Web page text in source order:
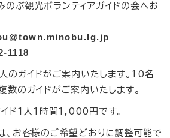
のぶ観光ボランティアガイドの会へお
1118
のガイドがご案内いたします。10名
数のガイドがご案内いたします。
イド1人1時間1,000円です。
、お客様のご希望どおりに調整可能で